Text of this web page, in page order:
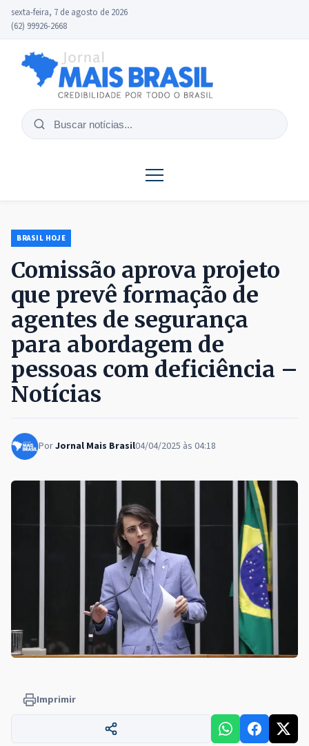
sexta-feira, 7 de agosto de 2026
(62) 99926-2668
Buscar
BRASIL HOJE
Comissão aprova projeto
que prevê formação de
agentes de segurança
para abordagem de
pessoas com deficiência –
Notícias
PorJornal Mais Brasil04/04/2025 às 04:18
Imprimir